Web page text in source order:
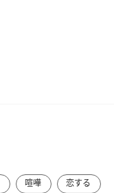
喧嘩
恋する